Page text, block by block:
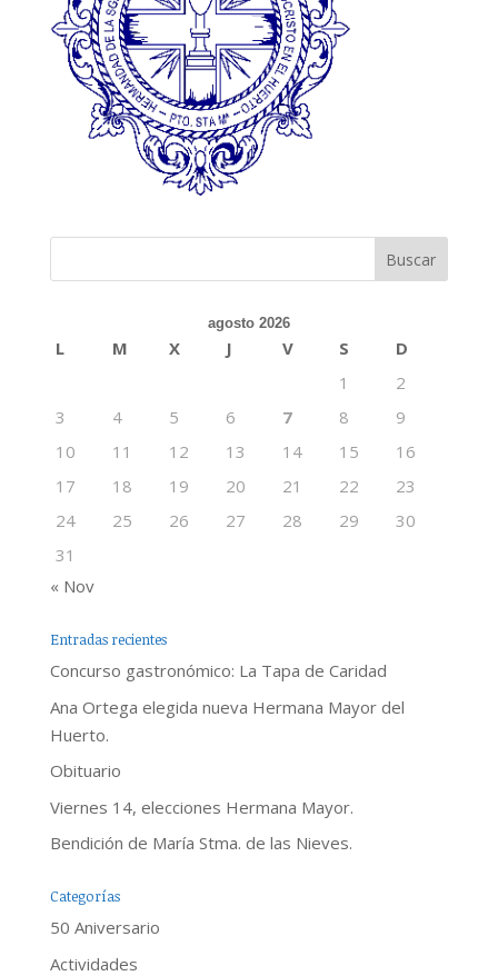
agosto 2026
L M X J V S
D
1
2
3
4 5 6 7 8
9
10
11 12 13 14 15
16
17
18 19 20 21 22
23
24
25 26 27 28 29
30
31
« Nov
Entradas recientes
Concurso gastronómico: La Tapa de Caridad
Ana Ortega elegida nueva Hermana Mayor del
Huerto.
Obituario
Viernes 14, elecciones Hermana Mayor.
Bendición de María Stma. de las Nieves.
Categorías
50 Aniversario
Actividades